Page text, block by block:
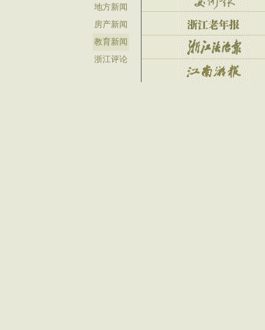
地方新闻
房产新闻
教育新闻
浙江评论